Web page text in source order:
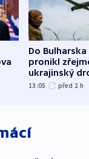
Do Bulharska
pronikl
ukrajinský
explodoval
13:05 před 2 h